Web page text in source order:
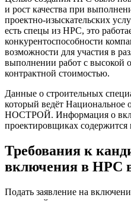
и рост качества при
проектно-изыскательских
есть спецы из НРС, это
конкурентоспособности
возможности для участия в
выполнении работ с высокой
контрактной стоимостью.
Данные о строительных
который ведёт Национальное
НОСТРОЙ. Информация о
проектировщиках
Требования к
включения в НРС
Подать заявление на